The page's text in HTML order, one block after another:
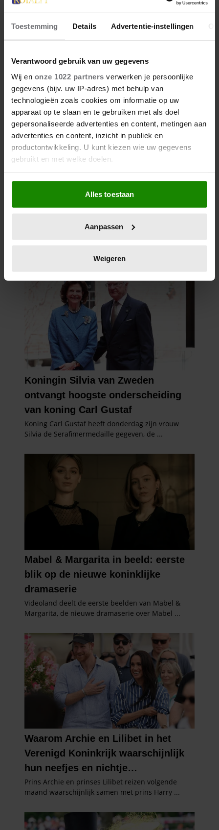
Toestemming Details Advertentie-instellingen
Verantwoord gebruik van uw gegevens
Wij en onze 1022 partners verwerken je persoonlijke
gegevens (bijv. uw IP-adres) met behulp van
technologieën zoals cookies om informatie op uw
apparaat op te slaan en te gebruiken met als doel
gepersonaliseerde advertenties en content, metingen aan
advertenties en content, inzicht in publiek en
productontwikkeling. U kunt kiezen wie uw gegevens
gebruikt en met welke doelen.
Als u het toestaat, willen we ook graag:
Informatie verzamelen over uw geografische
locatie, die tot een paar meter nauwkeurig kan zijn
scannen op specifieke eigenschappen (fingerprinting)
verwerkt en stel uw voorkeuren in het
intrekken in de Cookieverklaring.
We gebruiken cookies om content en advertenties te
personaliseren, om functies voor social media te bieden
en om ons websiteverkeer te analyseren. Ook delen we
informatie over uw gebruik van onze site met onze
partners voor social media, adverteren en analyse. Deze
partners kunnen deze gegevens combineren met andere
verzameld op basis van uw gebruik van hun services. U
gaat akkoord met onze cookies als u onze website blijft
gebruiken.
Alles toestaan
Aanpassen
Weigeren
ZIET NA 88 JAAR HAAR
VERDWENEN WIEG TERUG